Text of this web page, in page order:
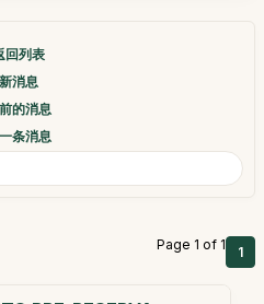
回列表
新消息
的消息
条消息
Page 1 of 1 1